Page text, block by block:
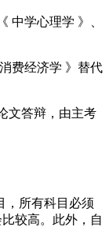
中学心理学 》、
费经济学 》替代
文答辩，由主考
，‌所有科目必须
较高。‌此外，‌自